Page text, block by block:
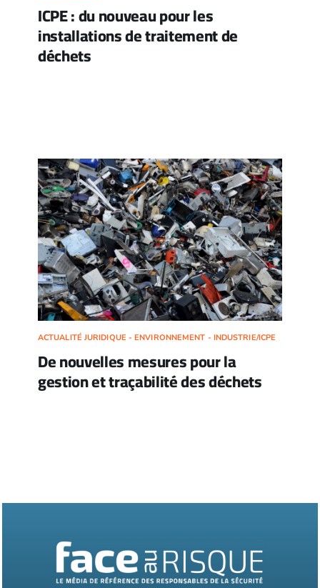
ICPE : du nouveau pour les
installations de traitement de
déchets
ACTUALITÉ JURIDIQUE - ENVIRONNEMENT - INDUSTRIE/ICPE
De nouvelles mesures pour la
gestion et traçabilité des déchets